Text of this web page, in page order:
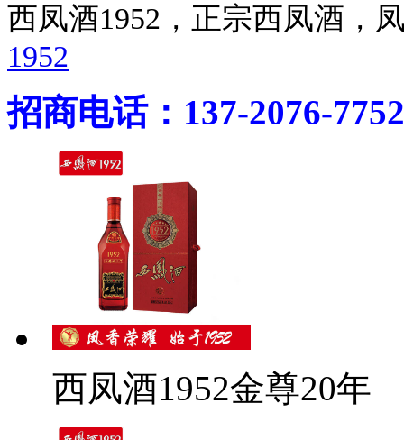
西凤酒1952，正宗西凤酒
1952
招商电话：137-2076-7752
西凤酒1952金尊20年